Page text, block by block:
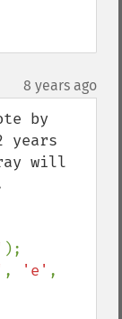
8 years ago
by
years
will
, 'e'